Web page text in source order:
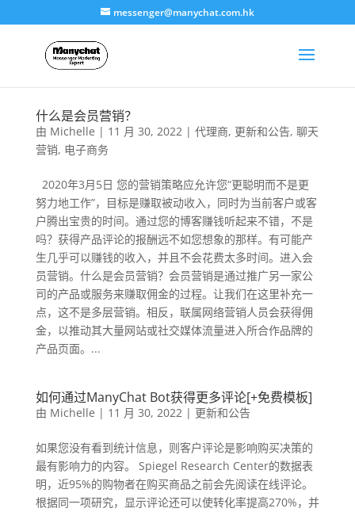
messenger@manychat.com.hk
什么是会员营销？
由 Michelle | 11 月 30, 2022| 代理商, 更新和公告, 聊天
营销, 电子商务
2020年3月5日 您的营销策略应允许您“更聪明而不是更
努力地工作”，目标是赚取被动收入，同时为当前客户或客
户腾出宝贵的时间。通过您的博客赚钱听起来不错，不是
吗？获得产品评论的报酬远不如您想象的那样。有可能产
生几乎可以赚钱的收入，并且不会花费太多时间。进入会
员营销。什么是会员营销？会员营销是通过推广另一家公
司的产品或服务来赚取佣金的过程。让我们在这里补充一
点，这不是多层营销。相反，联属网络营销人员会获得佣
金，以推动其大量网站或社交媒体流量进入所合作品牌的
产品页面。...
如何通过ManyChat Bot获得更多评论[+免费模板]
由 Michelle | 11 月 30, 2022| 更新和公告
如果您没有看到统计信息，则客户评论是影响购买决策的
最有影响力的内容。 Spiegel Research Center的数据表
明，近95%的购物者在购买商品之前会先阅读在线评论。
根据同一项研究，显示评论还可以使转化率提高270%，并